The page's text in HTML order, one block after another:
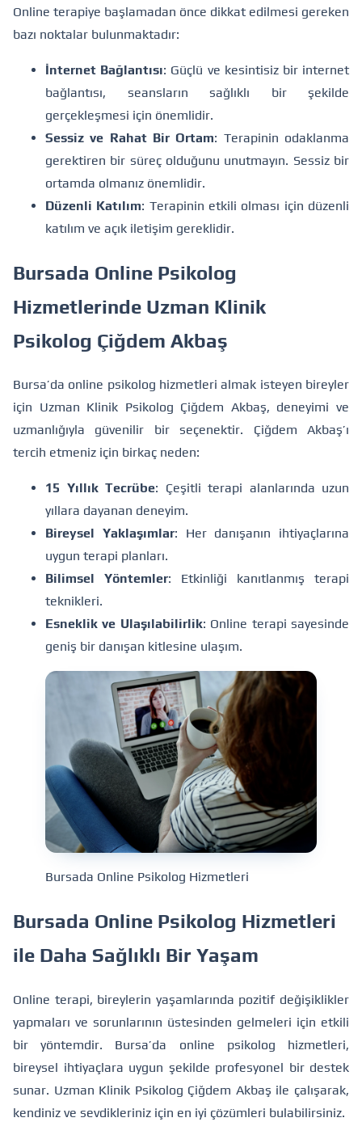
Online terapiye başlamadan önce dikkat edilmesi gereken
bazı noktalar bulunmaktadır:
İnternet Bağlantısı: Güçlü ve kesintisiz bir internet
bağlantısı, seansların sağlıklı bir şekilde
gerçekleşmesi için önemlidir.
Sessiz ve Rahat Bir Ortam: Terapinin odaklanma
gerektiren bir süreç olduğunu unutmayın. Sessiz bir
ortamda olmanız önemlidir.
Düzenli Katılım: Terapinin etkili olması için düzenli
katılım ve açık iletişim gereklidir.
Bursada Online Psikolog
Hizmetlerinde Uzman Klinik
Psikolog Çiğdem Akbaş
Bursa’da online psikolog hizmetleri almak isteyen bireyler
için Uzman Klinik Psikolog Çiğdem Akbaş, deneyimi ve
uzmanlığıyla güvenilir bir seçenektir. Çiğdem Akbaş’ı
tercih etmeniz için birkaç neden:
15 Yıllık Tecrübe: Çeşitli terapi alanlarında uzun
yıllara dayanan deneyim.
Bireysel Yaklaşımlar: Her danışanın ihtiyaçlarına
uygun terapi planları.
Bilimsel Yöntemler: Etkinliği kanıtlanmış terapi
teknikleri.
Esneklik ve Ulaşılabilirlik: Online terapi sayesinde
geniş bir danışan kitlesine ulaşım.
Bursada Online Psikolog Hizmetleri
Bursada Online Psikolog Hizmetleri
ile Daha Sağlıklı Bir Yaşam
Online terapi, bireylerin yaşamlarında pozitif değişiklikler
yapmaları ve sorunlarının üstesinden gelmeleri için etkili
bir yöntemdir. Bursa’da online psikolog hizmetleri,
bireysel ihtiyaçlara uygun şekilde profesyonel bir destek
sunar. Uzman Klinik Psikolog Çiğdem Akbaş ile çalışarak,
kendiniz ve sevdikleriniz için en iyi çözümleri bulabilirsiniz.